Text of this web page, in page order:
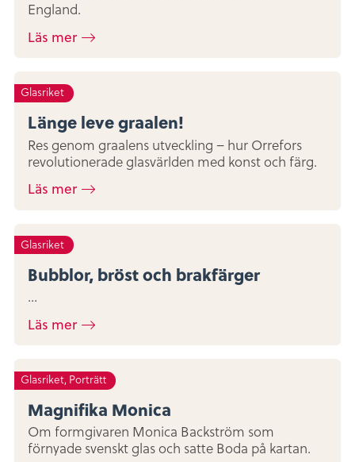
England.
Läs mer
Glasriket
Länge leve graalen!
Res genom graalens utveckling – hur Orrefors
revolutionerade glasvärlden med konst och färg.
Läs mer
Glasriket
Bubblor, bröst och brakfärger
...
Läs mer
Glasriket, Porträtt
Magnifika Monica
Om formgivaren Monica Backström som
förnyade svenskt glas och satte Boda på kartan.